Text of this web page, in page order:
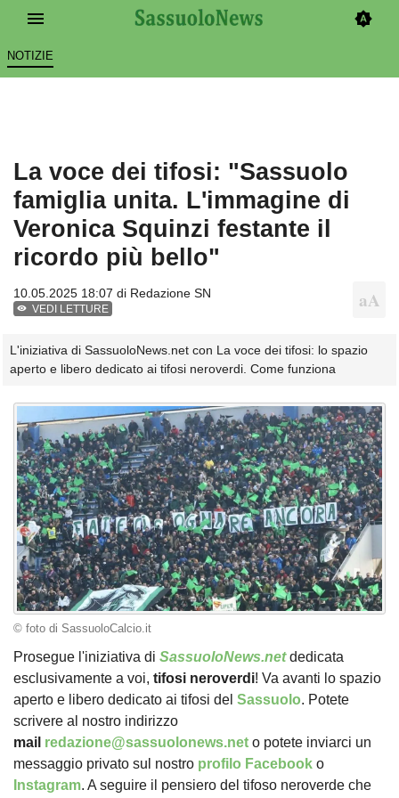
NOTIZIE
La voce dei tifosi: "Sassuolo
famiglia unita. L'immagine di
Veronica Squinzi festante il
ricordo più bello"
10.05.2025 18:07 di Redazione SN
VEDI LETTURE
L'iniziativa di SassuoloNews.net con La voce dei tifosi: lo spazio
aperto e libero dedicato ai tifosi neroverdi. Come funziona
© foto di SassuoloCalcio.it
Prosegue l'iniziativa di SassuoloNews.netdedicata
esclusivamente a voi, tifosi neroverdi! Va avanti lo spazio
aperto e libero dedicato ai tifosi del Sassuolo. Potete
scrivere al nostro indirizzo
mail redazione@sassuolonews.net o potete inviarci un
messaggio privato sul nostro profilo Facebook o
Instagram. A seguire il pensiero del tifoso neroverde che